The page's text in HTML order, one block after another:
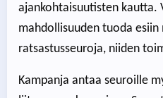
ajankohtaisuutisten kautta.
mahdollisuuden tuoda
ratsastusseuroja, niiden
Kampanja antaa seuroille